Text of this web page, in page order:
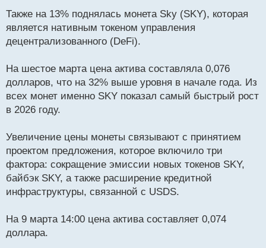
Также на 13% поднялась монета Sky (SKY), которая
является нативным токеном управления
децентрализованного (DeFi).
На шестое марта цена актива составляла 0,076
долларов, что на 32% выше уровня в начале года. Из
всех монет именно SKY показал самый быстрый рост
в 2026 году.
Увеличение цены монеты связывают с принятием
проектом предложения, которое включило три
фактора: сокращение эмиссии новых токенов SKY,
байбэк SKY, а также расширение кредитной
инфраструктуры, связанной с USDS.
На 9 марта 14:00 цена актива составляет 0,074
доллара.